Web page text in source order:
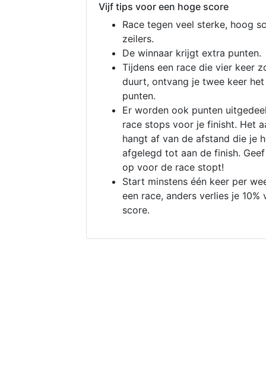
Vijf tips voor een hoge score
Race tegen veel sterke, hoog
zeilers.
De winnaar krijgt extra punten.
Tijdens een race die vier keer
duurt, ontvang je twee keer
punten.
Er worden ook punten
race stops voor je finisht. Het
hangt af van de afstand die je
afgelegd tot aan de finish.
op voor de race stopt!
Start minstens één keer per
een race, anders verlies je 10%
score.